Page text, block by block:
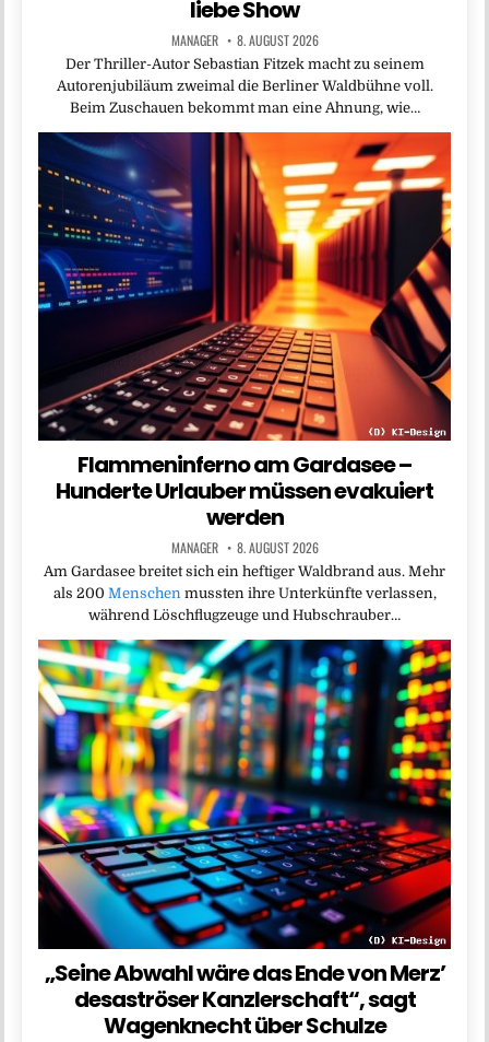
liebe Show
MANAGER 8. AUGUST 2026
Der Thriller-Autor Sebastian Fitzek macht zu seinem
Autorenjubiläum zweimal die Berliner Waldbühne voll.
Beim Zuschauen bekommt man eine Ahnung, wie…
Flammeninferno am Gardasee –
Hunderte Urlauber müssen evakuiert
werden
MANAGER 8. AUGUST 2026
Am Gardasee breitet sich ein heftiger Waldbrand aus. Mehr
als 200 Menschenmussten ihre Unterkünfte verlassen,
während Löschflugzeuge und Hubschrauber…
„Seine Abwahl wäre das Ende von Merz’
desaströser Kanzlerschaft“, sagt
Wagenknecht über Schulze